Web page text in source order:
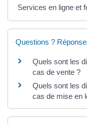
Services en ligne et
Questions ?
Quels sont les
cas de vente ?
Quels sont les
cas de mise en